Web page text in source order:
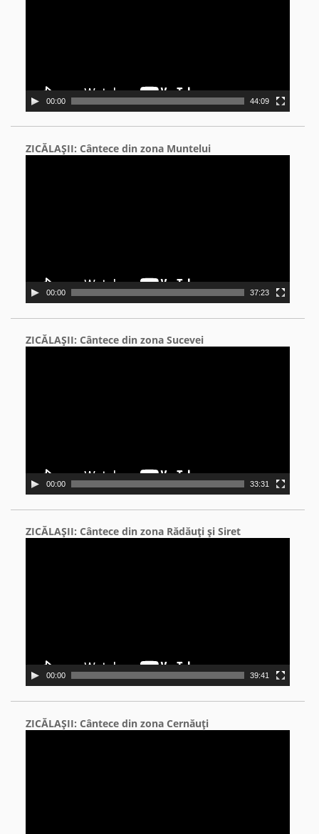
00:00 44:09
ZICĂLAŞII: Cântece din zona Muntelui
00:00 37:23
ZICĂLAŞII: Cântece din zona Sucevei
00:00 33:31
ZICĂLAŞII: Cântece din zona Rădăuţi şi Siret
00:00 39:41
ZICĂLAŞII: Cântece din zona Cernăuţi